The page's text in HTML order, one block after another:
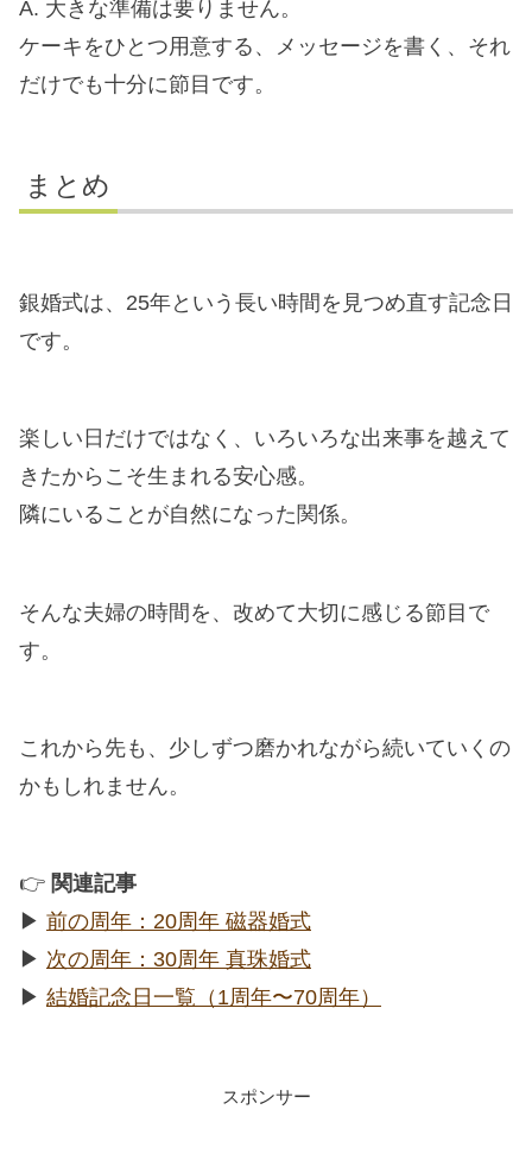
A. 大きな準備は要りません。
ケーキをひとつ用意する、メッセージを書く、それ
だけでも十分に節目です。
まとめ
銀婚式は、25年という長い時間を見つめ直す記念日
です。
楽しい日だけではなく、いろいろな出来事を越えて
きたからこそ生まれる安心感。
隣にいることが自然になった関係。
そんな夫婦の時間を、改めて大切に感じる節目で
す。
これから先も、少しずつ磨かれながら続いていくの
かもしれません。
👉 関連記事
▶︎ 前の周年：20周年 磁器婚式
▶︎ 次の周年：30周年 真珠婚式
▶︎ 結婚記念日一覧（1周年〜70周年）
スポンサー